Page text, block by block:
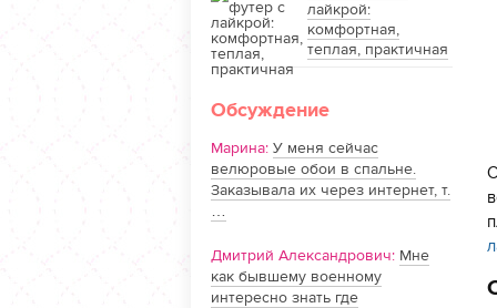
лайкрой:
комфортная,
теплая, практичная
Обсуждение
Марина: У меня сейчас
велюровые обои в спальне.
Заказывала их через интернет, т.
…
Дмитрий Александрович: Мне
как бывшему военному
интересно знать где